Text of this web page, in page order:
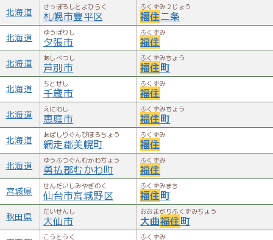
民募集をしたところ、約80軒が集まった。
宮古から船で函館を経由し、小樽へ入港。
徒歩で札幌へ入り、陸中1番組（篠路）、陸中2番組、陸中3
番組（円山、花畔）と分けた。
このうち、岩井沢七衛をリーダーとする陸中2番組が、月寒坂
下（現在の月寒中央通1丁目あたりの望月寒川沿い）に開拓使
が建てた小屋に入った。
福住の開基（六軒村）
1871年（明治4年） 月寒に岩手県出身の44軒185名が入
植。このとき土地は現在の国道36号線沿いに、3町3反ずつに
分けたが、6軒分が足りなくなったため、くじびきにより決ま
った6軒が茅野と呼ばれていた現在の福住1条1丁目（月寒川
から福住中央通りまで）に入植し、六軒村と呼ばれるように
1893年（明治26年） 現在の光明山福住寺の前身にあたる説
教所（本願寺札幌別院の出張所）が開設される。
北海道 さっぽろしとよひらく
札幌市豊平区
ふくずみ２じょう
福住二条
北海道 ゆうばりし
夕張市
ふくずみ
福住
北海道 あしべつし
芦別市
ふくずみちょう
福住町
北海道 ちとせし
千歳市
ふくずみ
福住
北海道 えにわし
恵庭市
ふくずみちょう
福住町
北海道 あばしりぐんびほろちょう
網走郡美幌町
ふくずみ
福住
北海道 ゆうふつぐんむかわちょう
勇払郡むかわ町
ふくずみ
福住
宮城県 せんだいしみやぎのく
仙台市宮城野区
ふくずみまち
福住町
秋田県 だいせんし
大仙市
おおまがりふくずみちょう
大曲福住町
こうとうく ふくずみ